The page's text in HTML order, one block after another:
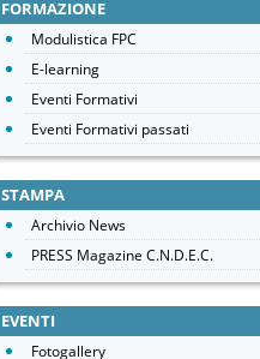
FORMAZIONE
Modulistica FPC
E-learning
Eventi Formativi
Eventi Formativi passati
STAMPA
Archivio News
PRESS Magazine C.N.D.E.C.
EVENTI
Fotogallery